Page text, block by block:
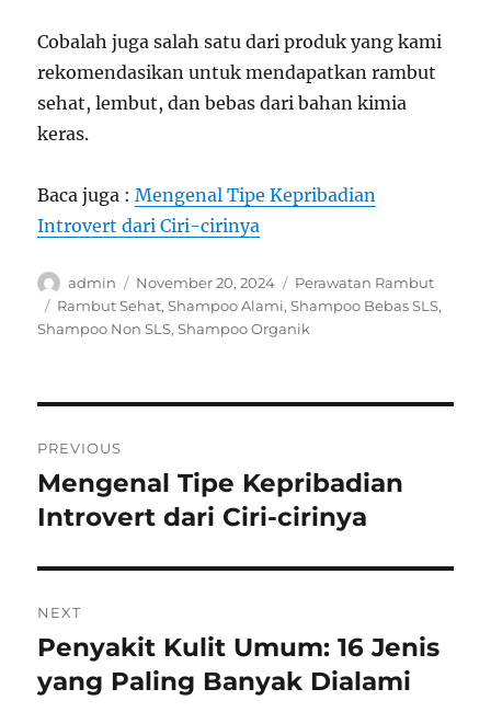
Cobalah juga salah satu dari produk yang kami
rekomendasikan untuk mendapatkan rambut
sehat, lembut, dan bebas dari bahan kimia
keras.
Baca juga :Mengenal Tipe Kepribadian
Introvert dari Ciri-cirinya
Author
admin
Posted
on
November 20, 2024 Categories
Perawatan Rambut
Tags
Rambut Sehat,Shampoo Alami,Shampoo Bebas SLS,
Shampoo Non SLS,Shampoo Organik
pos
PREVIOUS
Previous
post:
Mengenal Tipe Kepribadian
Introvert dari Ciri-cirinya
NEXT
Next
post:
Penyakit Kulit Umum: 16 Jenis
yang Paling Banyak Dialami